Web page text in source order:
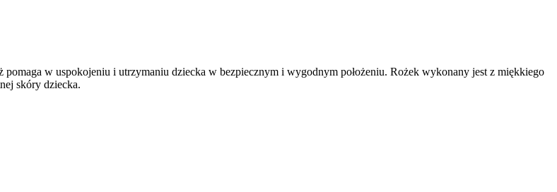
w uspokojeniu i utrzymaniu dziecka w bezpiecznym i wygodnym położeniu. Rożek wykonany jest z miękkiego
skóry dziecka.